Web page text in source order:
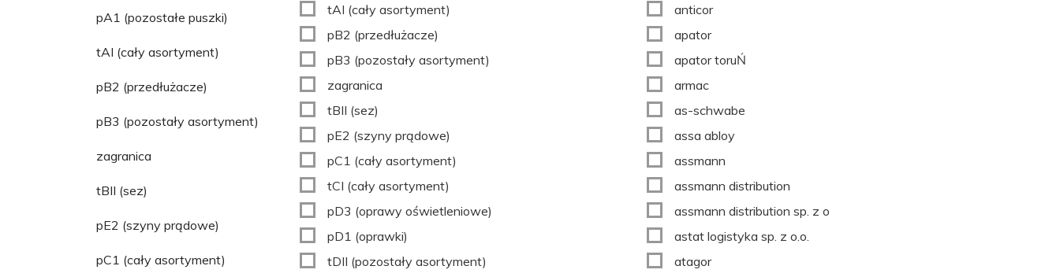
pA1 (pozostałe puszki)
tAI (cały asortyment)
pB2 (przedłużacze)
pB3 (pozostały asortyment)
zagranica
tBII (sez)
pE2 (szyny prądowe)
pC1 (cały asortyment)
tAI (cały asortyment)
pB2 (przedłużacze)
pB3 (pozostały asortyment)
zagranica
tBII (sez)
pE2 (szyny prądowe)
pC1 (cały asortyment)
tCI (cały asortyment)
pD3 (oprawy oświetleniowe)
pD1 (oprawki)
tDII (pozostały asortyment)
anticor
apator
apator toruŃ
armac
as-schwabe
assa abloy
assmann
assmann distribution
assmann distribution sp. z o
astat logistyka sp. z o.o.
atagor